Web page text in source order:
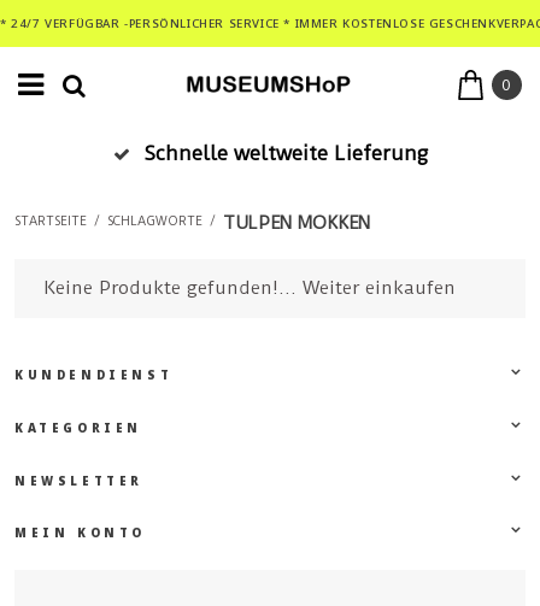
* 24/7 VERFÜGBAR -PERSÖNLICHER SERVICE * IMMER KOSTENLOSE
0
Schnelle weltweite Lieferung
STARTSEITE / SCHLAGWORTE / TULPEN MOKKEN
Keine Produkte gefunden!... Weiter einkaufen
KUNDENDIENST
KATEGORIEN
NEWSLETTER
MEIN KONTO